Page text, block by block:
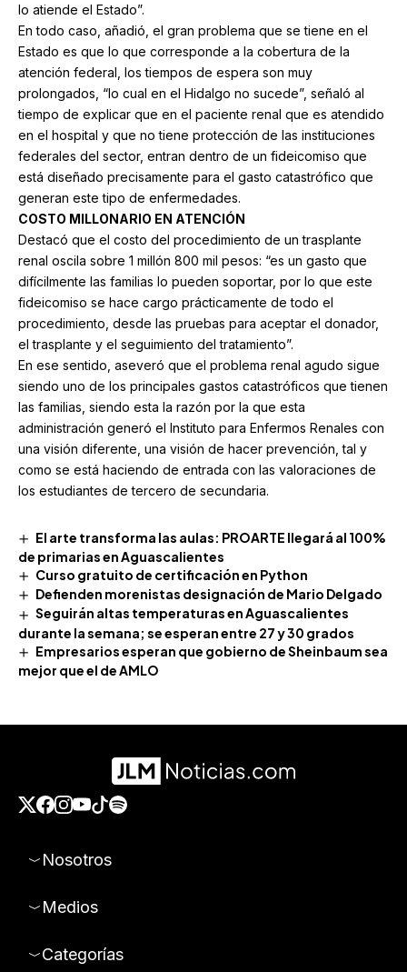
lo atiende el Estado”.
En todo caso, añadió, el gran problema que se tiene en el
Estado es que lo que corresponde a la cobertura de la
atención federal, los tiempos de espera son muy
prolongados, “lo cual en el Hidalgo no sucede”, señaló al
tiempo de explicar que en el paciente renal que es atendido
en el hospital y que no tiene protección de las instituciones
federales del sector, entran dentro de un fideicomiso que
está diseñado precisamente para el gasto catastrófico que
generan este tipo de enfermedades.
COSTO MILLONARIO EN ATENCIÓN
Destacó que el costo del procedimiento de un trasplante
renal oscila sobre 1 millón 800 mil pesos: “es un gasto que
difícilmente las familias lo pueden soportar, por lo que este
fideicomiso se hace cargo prácticamente de todo el
procedimiento, desde las pruebas para aceptar el donador,
el trasplante y el seguimiento del tratamiento”.
En ese sentido, aseveró que el problema renal agudo sigue
siendo uno de los principales gastos catastróficos que tienen
las familias, siendo esta la razón por la que esta
administración generó el Instituto para Enfermos Renales con
una visión diferente, una visión de hacer prevención, tal y
como se está haciendo de entrada con las valoraciones de
los estudiantes de tercero de secundaria.
El arte transforma las aulas: PROARTE llegará al 100%
de primarias en Aguascalientes
Curso gratuito de certificación en Python
Defienden morenistas designación de Mario Delgado
Seguirán altas temperaturas en Aguascalientes
durante la semana; se esperan entre 27 y 30 grados
Empresarios esperan que gobierno de Sheinbaum sea
mejor que el de AMLO
Nosotros
Medios
Categorías